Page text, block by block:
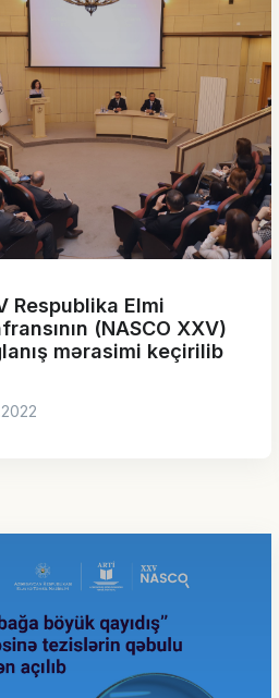
Respublika Elmi
(NASCO XXV)
mərasimi keçirilib